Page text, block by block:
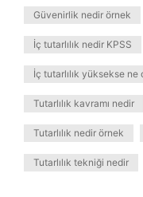
Güvenirlik nedir örnek
İç tutarlılık nedir KPSS
İç tutarlılık yüksekse ne
Tutarlılık kavramı nedir
Tutarlılık nedir örnek
Tutarlılık tekniği nedir